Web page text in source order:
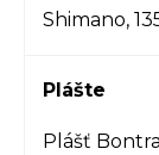
Shimano,
Plášte
Plášť